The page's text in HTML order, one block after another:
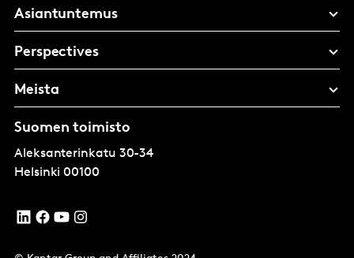
Asiantuntemus
Perspectives
Meista
Suomen toimisto
Aleksanterinkatu 30-34
Helsinki 00100